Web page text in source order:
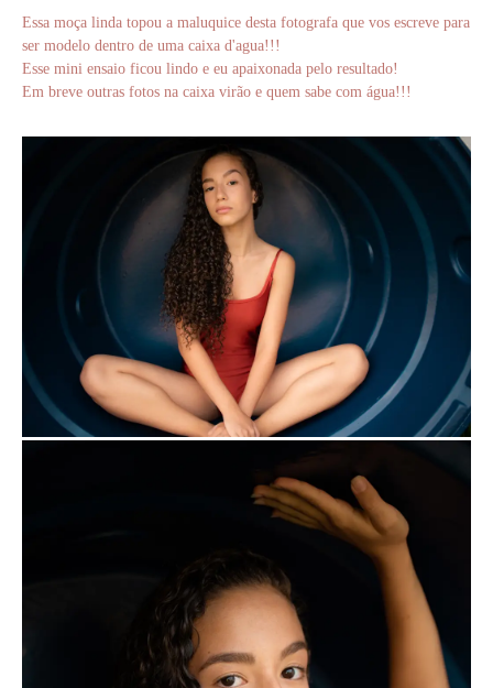
Essa moça linda topou a maluquice desta fotografa que vos escreve para
ser modelo dentro de uma caixa d'agua!!!
Esse mini ensaio ficou lindo e eu apaixonada pelo resultado!
Em breve outras fotos na caixa virão e quem sabe com água!!!